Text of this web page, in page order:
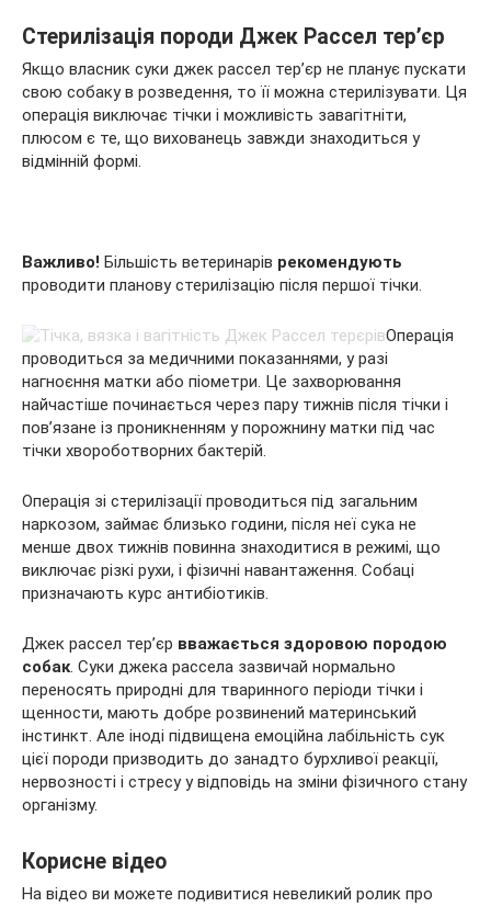
Стерилізація породи Джек Рассел тер’єр
Якщо власник суки джек рассел тер’єр не планує пускати
свою собаку в розведення, то її можна стерилізувати. Ця
операція виключає тічки і можливість завагітніти,
плюсом є те, що вихованець завжди знаходиться у
відмінній формі.
Важливо! Більшість ветеринарів рекомендують
проводити планову стерилізацію після першої тічки.
Операція
проводиться за медичними показаннями, у разі
нагноєння матки або піометри. Це захворювання
найчастіше починається через пару тижнів після тічки і
пов’язане із проникненням у порожнину матки під час
тічки хвороботворних бактерій.
Операція зі стерилізації проводиться під загальним
наркозом, займає близько години, після неї сука не
менше двох тижнів повинна знаходитися в режимі, що
виключає різкі рухи, і фізичні навантаження. Собаці
призначають курс антибіотиків.
Джек рассел тер’єр вважається здоровою породою
собак. Суки джека рассела зазвичай нормально
переносять природні для тваринного періоди тічки і
щенности, мають добре розвинений материнський
інстинкт. Але іноді підвищена емоційна лабільність сук
цієї породи призводить до занадто бурхливої реакції,
нервозності і стресу у відповідь на зміни фізичного стану
організму.
Корисне відео
На відео ви можете подивитися невеликий ролик про